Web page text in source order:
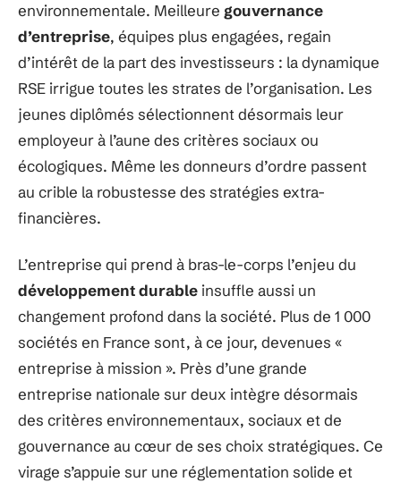
environnementale. Meilleure gouvernance
d’entreprise, équipes plus engagées, regain
d’intérêt de la part des investisseurs : la dynamique
RSE irrigue toutes les strates de l’organisation. Les
jeunes diplômés sélectionnent désormais leur
employeur à l’aune des critères sociaux ou
écologiques. Même les donneurs d’ordre passent
au crible la robustesse des stratégies extra-
financières.
L’entreprise qui prend à bras-le-corps l’enjeu du
développement durable insuffle aussi un
changement profond dans la société. Plus de 1 000
sociétés en France sont, à ce jour, devenues «
entreprise à mission ». Près d’une grande
entreprise nationale sur deux intègre désormais
des critères environnementaux, sociaux et de
gouvernance au cœur de ses choix stratégiques. Ce
virage s’appuie sur une réglementation solide et